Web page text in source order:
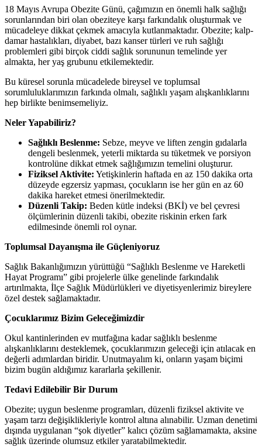
18 Mayıs Avrupa Obezite Günü, çağımızın en önemli halk sağlığı
sorunlarından biri olan obeziteye karşı farkındalık oluşturmak ve
mücadeleye dikkat çekmek amacıyla kutlanmaktadır. Obezite; kalp-
damar hastalıkları, diyabet, bazı kanser türleri ve ruh sağlığı
problemleri gibi birçok ciddi sağlık sorununun temelinde yer
almakta, her yaş grubunu etkilemektedir.
Bu küresel sorunla mücadelede bireysel ve toplumsal
sorumluluklarımızın farkında olmalı, sağlıklı yaşam alışkanlıklarını
hep birlikte benimsemeliyiz.
Neler Yapabiliriz?
Sağlıklı Beslenme: Sebze, meyve ve liften zengin gıdalarla
dengeli beslenmek, yeterli miktarda su tüketmek ve porsiyon
kontrolüne dikkat etmek sağlığımızın temelini oluşturur.
Fiziksel Aktivite: Yetişkinlerin haftada en az 150 dakika orta
düzeyde egzersiz yapması, çocukların ise her gün en az 60
dakika hareket etmesi önerilmektedir.
Düzenli Takip: Beden kütle indeksi (BKİ) ve bel çevresi
ölçümlerinin düzenli takibi, obezite riskinin erken fark
edilmesinde önemli rol oynar.
Toplumsal Dayanışma ile Güçleniyoruz
Sağlık Bakanlığımızın yürüttüğü “Sağlıklı Beslenme ve Hareketli
Hayat Programı” gibi projelerle ülke genelinde farkındalık
artırılmakta, İlçe Sağlık Müdürlükleri ve diyetisyenlerimiz bireylere
özel destek sağlamaktadır.
Çocuklarımız Bizim Geleceğimizdir
Okul kantinlerinden ev mutfağına kadar sağlıklı beslenme
alışkanlıklarını desteklemek, çocuklarımızın geleceği için atılacak en
değerli adımlardan biridir. Unutmayalım ki, onların yaşam biçimi
bizim bugün aldığımız kararlarla şekillenir.
Tedavi Edilebilir Bir Durum
Obezite; uygun beslenme programları, düzenli fiziksel aktivite ve
yaşam tarzı değişiklikleriyle kontrol altına alınabilir. Uzman denetimi
dışında uygulanan “şok diyetler” kalıcı çözüm sağlamamakta, aksine
sağlık üzerinde olumsuz etkiler yaratabilmektedir.